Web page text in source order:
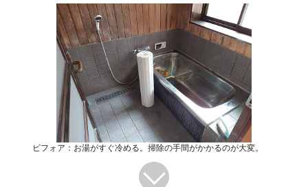
ビフォア：お湯がすぐ冷める。掃除の手間がかかるのが大変。